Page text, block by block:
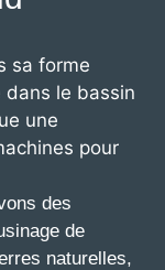
sa forme
dans le bassin
une
pour
des
de
naturelles,